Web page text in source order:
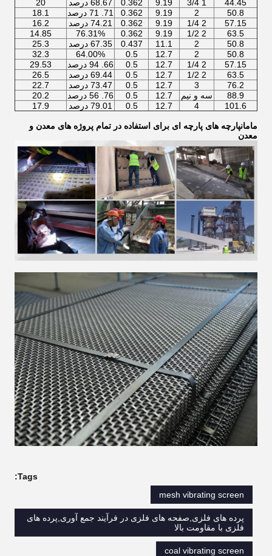
44.45
1 3/4
9.19
0.362 68.67 درصد
20
50.8
2
9.19
0.362 71. 71 درصد
18.1
57.15
2 1/4
9.19
0.362 74.21 درصد
16.2
63.5
2 1/2
9.19
0.362
76.31%
14.85
50.8
2
11.1
0.437 67.35 درصد
25.3
50.8
2
12.7
0.5
64.00%
32.3
57.15
2 1/4
12.7
0.5 66. 94 درصد
29.53
63.5
2 1/2
12.7
0.5 69.44 درصد
26.5
76.2
3
12.7
0.5 73.47 درصد
22.7
88.9
سه و نیم 12.7
0.5 76. 56 درصد
20.2
101.6
4
12.7
0.5 79.01 درصد 17.9
مامانپارچه های پارچه ای برای استفاده در تمام پروژه های معدن و
معدن
Tags:
mesh vibrating screen
پرده های فلزی,صفحه های فلزی در فرآیند جمع آوری,پرده های
فلزی با مقاومت بالا
coal vibrating screen